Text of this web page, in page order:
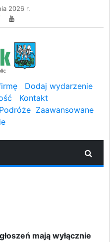
2026 r.
Dodaj wydarzenie
Kontakt
Podróże Zaawansowane
mają wyłącznie